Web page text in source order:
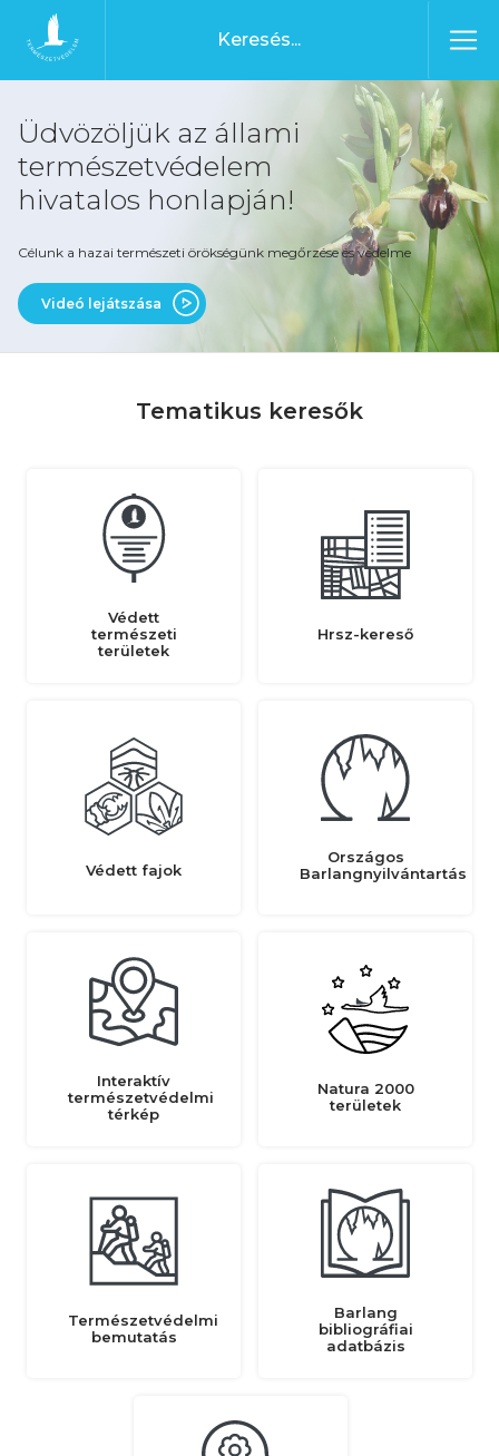
Ugrás a tartalomhoz
Főoldal
Üdvözöljük az állami
természetvédelem
hivatalos honlapján!
Célunk a hazai természeti örökségünk megőrzése és védelme
Videó lejátszása
Tematikus keresők
Védett
természeti
területek
Hrsz-kereső
Védett fajok
Országos
Barlangnyilvántartás
Interaktív
természetvédelmi
térkép
Natura 2000
területek
Természetvédelmi
bemutatás
Barlang
bibliográfiai
adatbázis